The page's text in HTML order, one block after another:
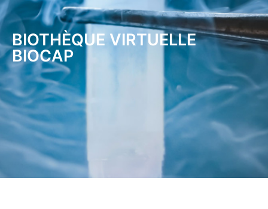
BIOTHÈQUE VIRTUELLE
BIOCAP